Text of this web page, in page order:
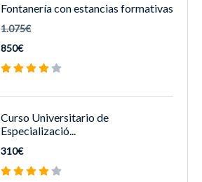
Fontanería con estancias formativas
1.075€
850€
Curso Universitario de
Especializació...
310€